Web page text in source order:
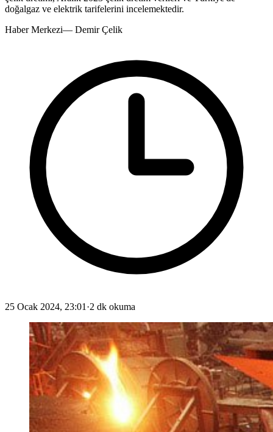
doğalgaz ve elektrik tarifelerini incelemektedir.
Haber Merkezi— Demir Çelik
25 Ocak 2024, 23:01 ·2 dk okuma